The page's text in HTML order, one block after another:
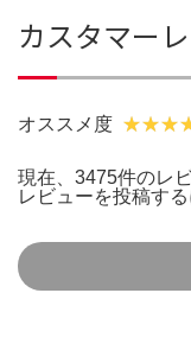
カスタマー
オススメ度
現在、3475件のレ
レビューを投稿す